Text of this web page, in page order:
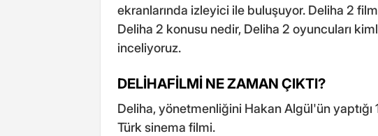
ekranlarında izleyici ile buluşuyor. Deliha 2
Deliha 2 konusu nedir, Deliha 2 oyuncuları
inceliyoruz.
DELİHAFİLMİ NE ZAMAN ÇIKTI?
Deliha, yönetmenliğini Hakan Algül'ün yaptığı
Türk sinema filmi.